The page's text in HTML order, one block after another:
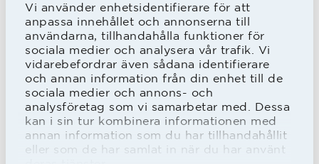
Vi använder enhetsidentifierare för att
anpassa innehållet och annonserna till
användarna, tillhandahålla funktioner för
sociala medier och analysera vår trafik. Vi
vidarebefordrar även sådana identifierare
och annan information från din enhet till de
sociala medier och annons- och
analysföretag som vi samarbetar med. Dessa
kan i sin tur kombinera informationen med
annan information som du har tillhandahållit
eller som de har samlat in när du har använt
Peter Andersson, Stuart Baxter och Vetle Andersen i